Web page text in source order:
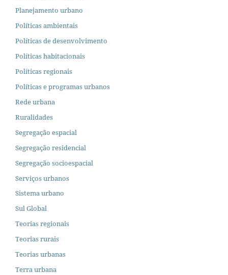
Planejamento urbano
Políticas ambientais
Políticas de desenvolvimento
Políticas habitacionais
Políticas regionais
Políticas e programas urbanos
Rede urbana
Ruralidades
Segregação espacial
Segregação residencial
Segregação socioespacial
Serviços urbanos
Sistema urbano
Sul Global
Teorias regionais
Teorias rurais
Teorias urbanas
Terra urbana